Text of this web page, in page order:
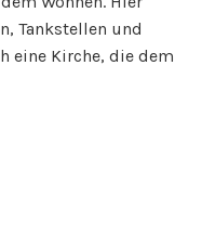
Tankstellen und
eine Kirche, die dem